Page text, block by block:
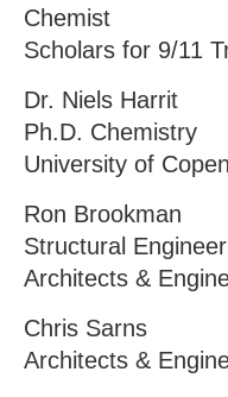
Chemist
Scholars for 9/11
Dr. Niels Harrit
Ph.D. Chemistry
University of
Ron Brookman
Structural Engineer
Architects &
Chris Sarns
Architects &